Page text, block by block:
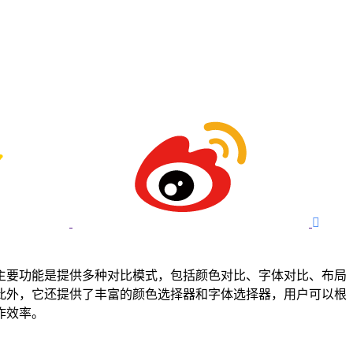

功能是提供多种对比模式，包括颜色对比、字体对比、布局
，它还提供了丰富的颜色选择器和字体选择器，用户可以根
率。